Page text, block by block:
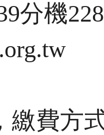
分機
繳費方